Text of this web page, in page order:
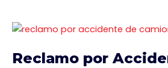
Reclamo por
Reclamo
Accidente